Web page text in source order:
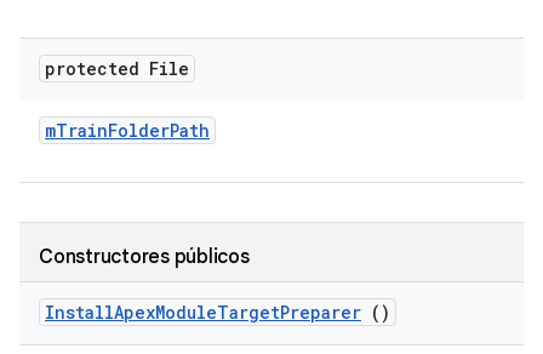
protected File
mTrainFolderPath
Constructores públicos
InstallApexModuleTargetPreparer ()